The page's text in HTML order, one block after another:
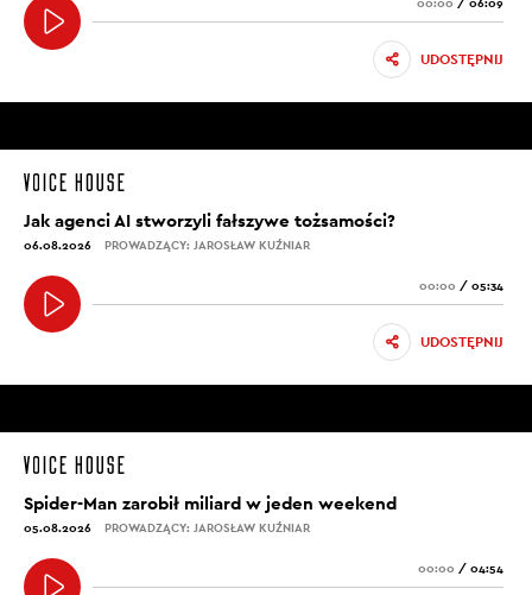
UDOSTĘPNIJ
Jak agenci AI stworzyli fałszywe tożsamości?
06.08.2026 PROWADZĄCY: JAROSŁAW KUŹNIAR
00:00 / 05:34
UDOSTĘPNIJ
Spider-Man zarobił miliard w jeden weekend
05.08.2026 PROWADZĄCY: JAROSŁAW KUŹNIAR
00:00 / 04:54